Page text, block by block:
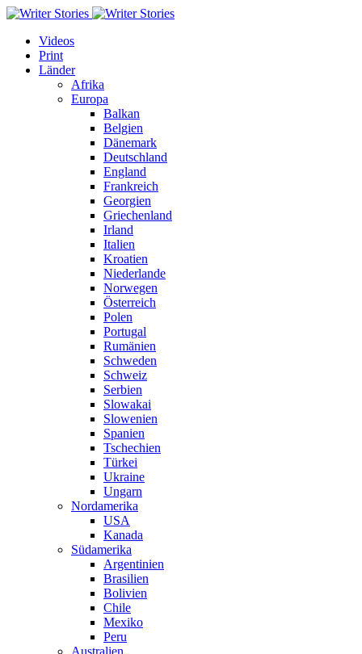
Videos
Print
Länder
Afrika
Europa
Balkan
Belgien
Dänemark
Deutschland
England
Frankreich
Georgien
Griechenland
Irland
Italien
Kroatien
Niederlande
Norwegen
Österreich
Polen
Portugal
Rumänien
Schweden
Schweiz
Serbien
Slowakai
Slowenien
Spanien
Tschechien
Türkei
Ukraine
Ungarn
Nordamerika
USA
Kanada
Südamerika
Argentinien
Brasilien
Bolivien
Chile
Mexiko
Peru
Australien